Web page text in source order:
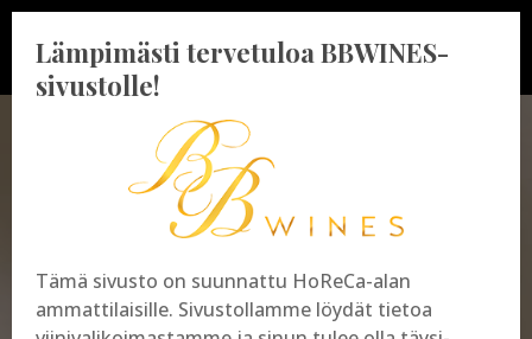
BBWINES OY
20360 Turku
y-tunnus: 2009865-8
Lämpimästi tervetuloa BBWINES-
sivustolle!
Tämä sivusto on suunnattu HoReCa-alan
ammattilaisille. Sivustollamme löydät tietoa